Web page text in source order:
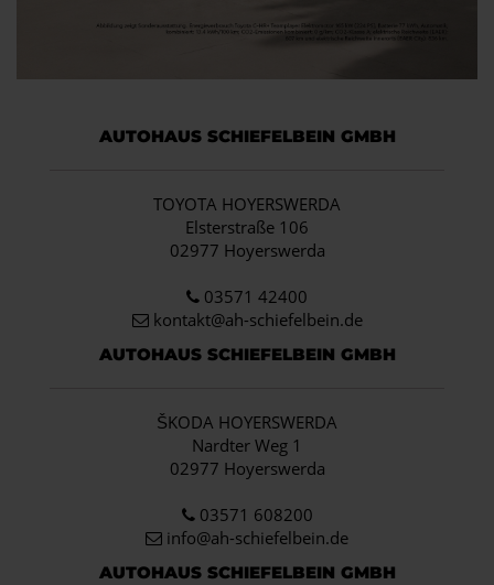
AUTOHAUS SCHIEFELBEIN GMBH
TOYOTA HOYERSWERDA
Elsterstraße 106
02977 Hoyerswerda
03571 42400
kontakt@ah-schiefelbein.de
AUTOHAUS SCHIEFELBEIN GMBH
ŠKODA HOYERSWERDA
Nardter Weg 1
02977 Hoyerswerda
03571 608200
info@ah-schiefelbein.de
AUTOHAUS SCHIEFELBEIN GMBH